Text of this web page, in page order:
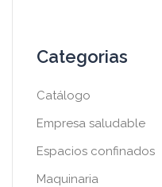
Categorias
Catálogo
Empresa saludable
Espacios confinados
Maquinaria